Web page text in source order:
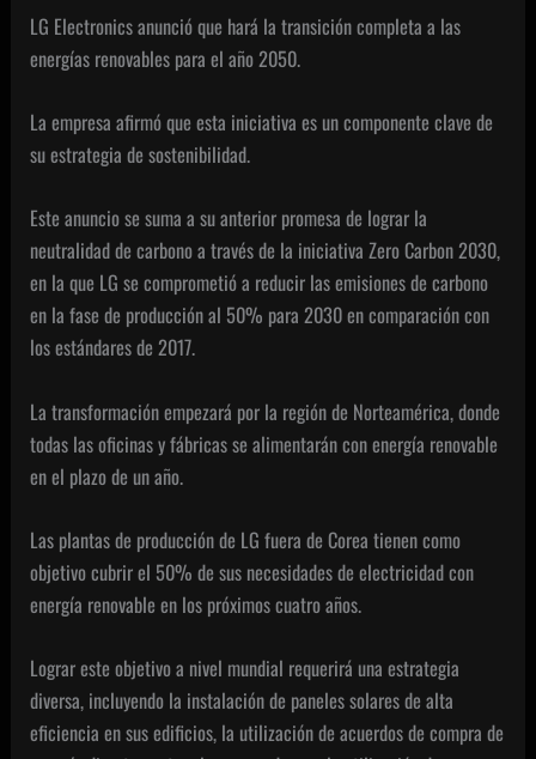
LG Electronics anunció que hará la transición completa a las
energías renovables para el año 2050.
La empresa afirmó que esta iniciativa es un componente clave de
su estrategia de sostenibilidad.
Este anuncio se suma a su anterior promesa de lograr la
neutralidad de carbono a través de la iniciativa Zero Carbon 2030,
en la que LG se comprometió a reducir las emisiones de carbono
en la fase de producción al 50% para 2030 en comparación con
los estándares de 2017.
La transformación empezará por la región de Norteamérica, donde
todas las oficinas y fábricas se alimentarán con energía renovable
en el plazo de un año.
Las plantas de producción de LG fuera de Corea tienen como
objetivo cubrir el 50% de sus necesidades de electricidad con
energía renovable en los próximos cuatro años.
Lograr este objetivo a nivel mundial requerirá una estrategia
diversa, incluyendo la instalación de paneles solares de alta
eficiencia en sus edificios, la utilización de acuerdos de compra de